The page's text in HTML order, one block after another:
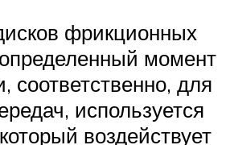
фрикционных
момент
соответственно, для
используется
воздействует